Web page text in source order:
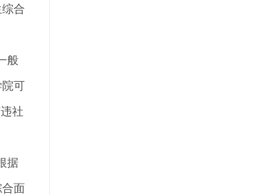
合
般
可
社
据
合面